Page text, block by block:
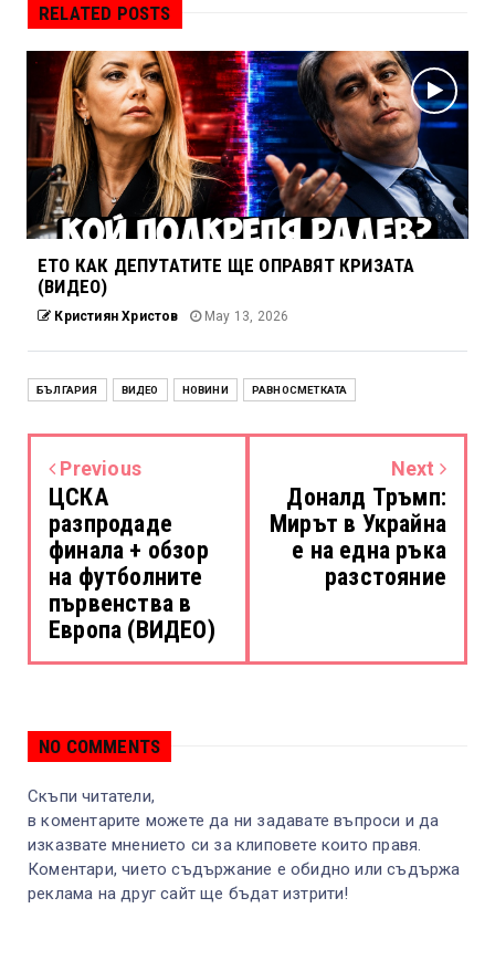
RELATED POSTS
ЕТО КАК ДЕПУТАТИТЕ ЩЕ ОПРАВЯТ КРИЗАТА
(ВИДЕО)
Кристиян Христов May 13, 2026
БЪЛГАРИЯ ВИДЕО НОВИНИ РАВНОСМЕТКАТА
Previous
ЦСКА
разпродаде
финала + обзор
на футболните
първенства в
Европа (ВИДЕО)
Next
Доналд Тръмп:
Мирът в Украйна
е на една ръка
разстояние
NO COMMENTS
Скъпи читатели,
в коментарите можете да ни задавате въпроси и да
изказвате мнението си за клиповете които правя.
Коментари, чието съдържание е обидно или съдържа
реклама на друг сайт ще бъдат изтрити!